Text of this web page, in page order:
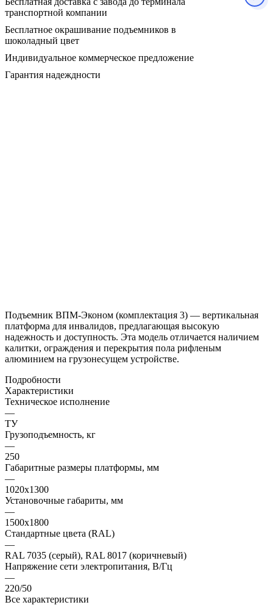
транспортной компании
Бесплатное окрашивание подъемников в
шоколадный цвет
Индивидуальное коммерческое предложение
Гарантия надеждности
Подъемник ВПМ-Эконом (комплектация 3) — вертикальная
платформа для инвалидов, предлагающая высокую
надежность и доступность. Эта модель отличается наличием
калитки, ограждения и перекрытия пола рифленым
алюминием на грузонесущем устройстве.
Подробности
Характеристики
Техническое исполнение
—
ТУ
Грузоподъемность, кг
—
250
Габаритные размеры платформы, мм
—
1020х1300
Установочные габариты, мм
—
1500х1800
Стандартные цвета (RAL)
—
RAL 7035 (серый), RAL 8017 (коричневый)
Напряжение сети электропитания, В/Гц
—
220/50
Все характеристики